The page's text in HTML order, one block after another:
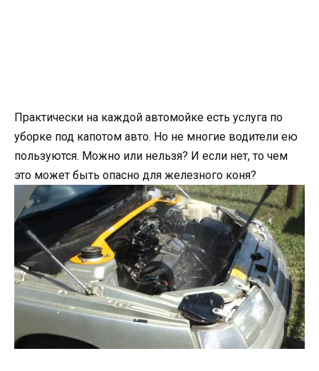
Практически на каждой автомойке есть услуга по
уборке под капотом авто. Но не многие водители ею
пользуются. Можно или нельзя? И если нет, то чем
это может быть опасно для железного коня?